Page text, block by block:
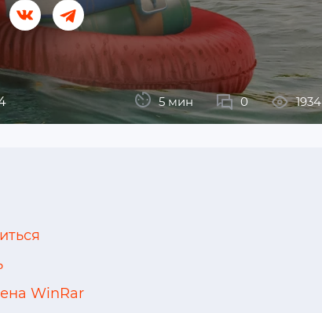
5 мин 0 1934
WinRar